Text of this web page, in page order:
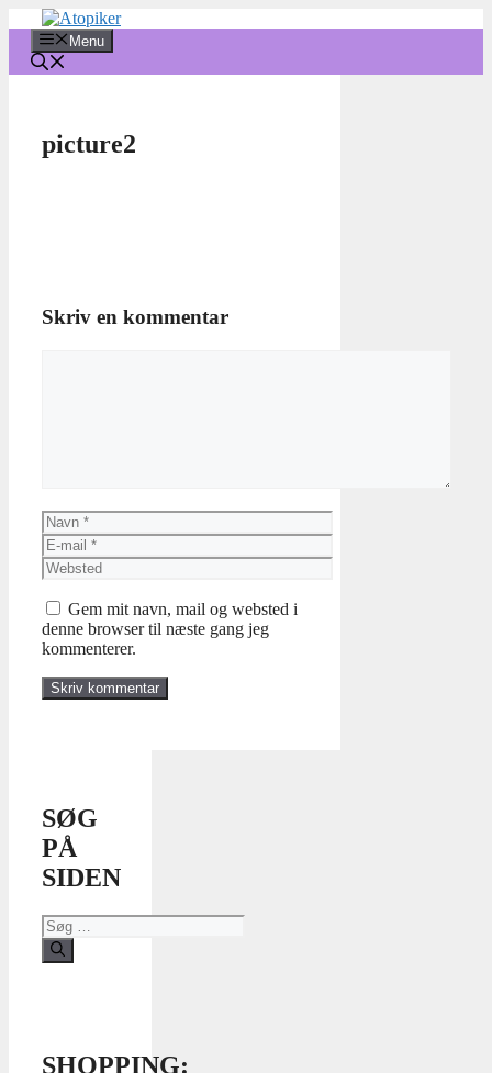
indhold
Menu
picture2
Skriv en kommentar
Navn
E-
mail
Websted
Gem mit navn, mail og websted i
denne browser til næste gang jeg
kommenterer.
SØG
PÅ
SIDEN
Søg
efter:
SHOPPING: